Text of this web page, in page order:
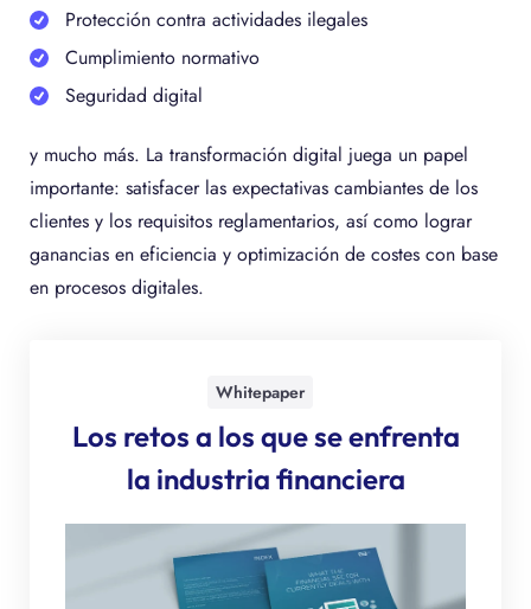
Protección contra actividades ilegales
Cumplimiento normativo
Seguridad digital
y mucho más. La transformación digital juega un papel
importante: satisfacer las expectativas cambiantes de los
clientes y los requisitos reglamentarios, así como lograr
ganancias en eficiencia y optimización de costes con base
en procesos digitales.
Whitepaper
Los retos a los que se enfrenta
la industria financiera